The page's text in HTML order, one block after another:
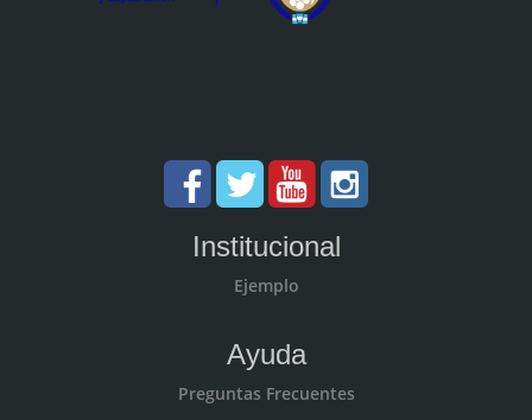
Institucional
Ejemplo
Ayuda
Preguntas Frecuentes